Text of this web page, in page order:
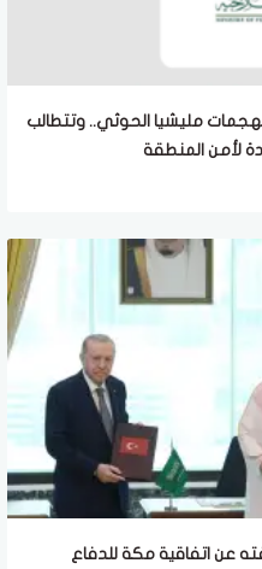
مليشيا الحوثي.. وتتطالب
لأمن المنطقة
عن اتفاقية مكة للدفاع